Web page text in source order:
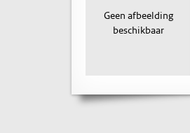
Geen afbeelding
beschikbaar